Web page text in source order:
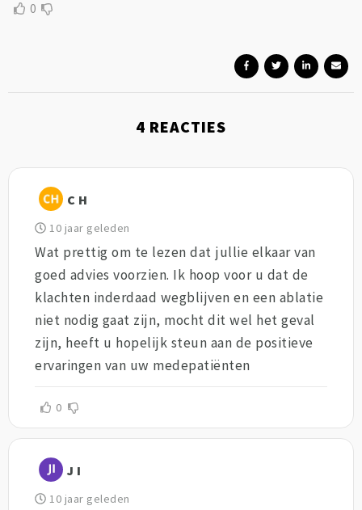
0
4 REACTIES
C H
10 jaar geleden
Wat prettig om te lezen dat jullie elkaar van
goed advies voorzien. Ik hoop voor u dat de
klachten inderdaad wegblijven en een ablatie
niet nodig gaat zijn, mocht dit wel het geval
zijn, heeft u hopelijk steun aan de positieve
ervaringen van uw medepatiënten
0
J I
10 jaar geleden